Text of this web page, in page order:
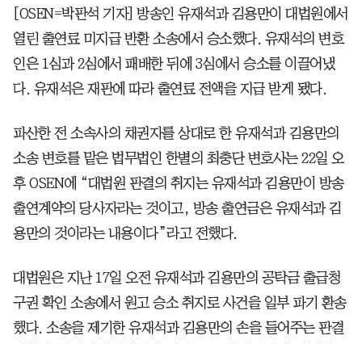
[OSEN=박판석 기자] 방송인 유재석과 김용만이 대법원에서
열린 출연료 미지급 반환 소송에서 승소했다. 유재석의 변호
인은 1심과 2심에서 패배한 뒤에 3심에서 승소를 이끌어냈
다. 유재석은 재판에 따라 출연료 전액을 지급 받게 됐다.
파산한 전 소속사의 채권자를 상대로 한 유재석과 김용만의
소송 변호를 맡은 법무법인 한별의 최충단 변호사는 22일 오
후 OSEN에 “대법원 판결의 취지는 유재석과 김용만이 방송
출연계약의 당사자라는 것이고, 방송 출연금은 유재석과 김
용만의 것이라는 내용이다”라고 전했다.
대법원은 지난 17일 오전 유재석과 김용만의 공탁금 출급청
구권 확인 소송에서 원고 승소 취지로 사건을 일부 파기 환송
했다. 소송을 제기한 유재석과 김용만의 손을 들어주는 판결